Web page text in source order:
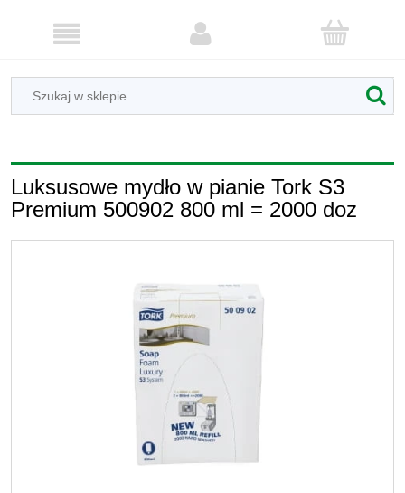
Luksusowe mydło w pianie Tork S3
Premium 500902 800 ml = 2000 doz